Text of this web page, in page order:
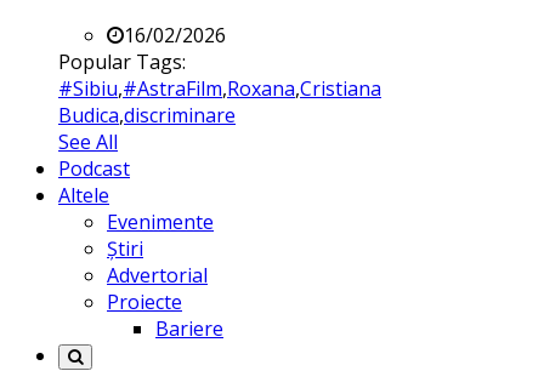
16/02/2026
Popular Tags:
#Sibiu,#AstraFilm,Roxana,Cristiana
Budica,discriminare
See All
Podcast
Altele
Evenimente
Știri
Advertorial
Proiecte
Bariere